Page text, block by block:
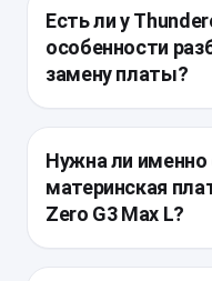
Есть ли у
особенности
замену платы?
полностью снимать
охлаждения,
периферии. Важно
шлейфами и
Нужна ли именно
материнская
Zero G3 Max L?